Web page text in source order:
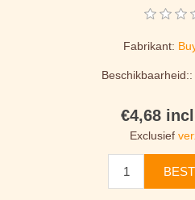
Fabrikant:
Beschikbaarheid::
€4,68
Exclusief